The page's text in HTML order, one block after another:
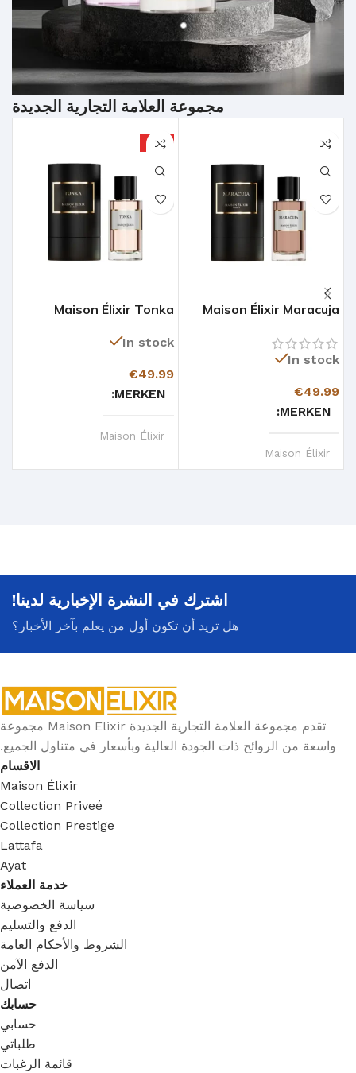
مجموعة العلامة التجارية الجديدة
Maison Élixir Maracuja
In stock
€49.99
MERKEN
Maison Élixir
HOT
Maison Élixir Tonka
In stock
€49.99
MERKEN
Maison Élixir
اشترك في النشرة الإخبارية لدينا!
هل تريد أن تكون أول من يعلم بآخر الأخبار؟
تقدم مجموعة العلامة التجارية الجديدة Maison Elixir مجموعة
واسعة من الروائح ذات الجودة العالية وبأسعار في متناول الجميع.
الاقسام
Maison Élixir
Collection Priveé
Collection Prestige
Lattafa
Ayat
خدمة العملاء
سياسة الخصوصية
الدفع والتسليم
الشروط والأحكام العامة
الدفع الآمن
اتصال
حسابك
حسابي
طلباتي
قائمة الرغبات